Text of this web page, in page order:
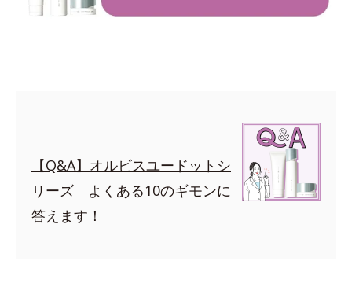
【Q&A】オルビスユードットシ
リーズ よくある10のギモンに
答えます！